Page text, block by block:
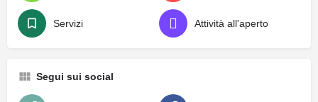
Servizi Attività all'aperto
Segui sui social